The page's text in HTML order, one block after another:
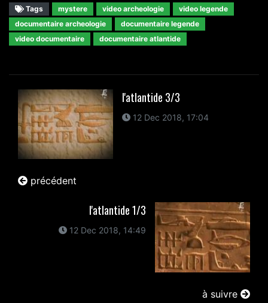
Tags mystere video archeologie
video legende
documentaire archeologie
documentaire legende
video documentaire
documentaire atlantide
l'atlantide 3/3
12 Dec 2018, 17:04
précédent
l'atlantide 1/3
12 Dec 2018, 14:49
à suivre